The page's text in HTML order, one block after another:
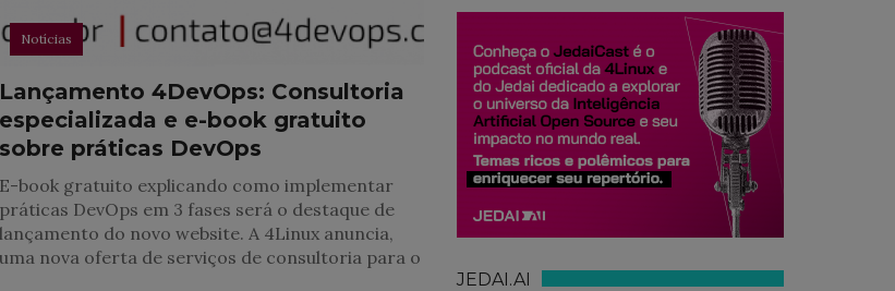
Notícias
Lançamento 4DevOps: Consultoria
especializada e e-book gratuito
sobre práticas DevOps
E-book gratuito explicando como implementar
práticas DevOps em 3 fases será o destaque de
lançamento do novo website. A 4Linux anuncia,
uma nova oferta de serviços de consultoria para o
JEDAI.AI